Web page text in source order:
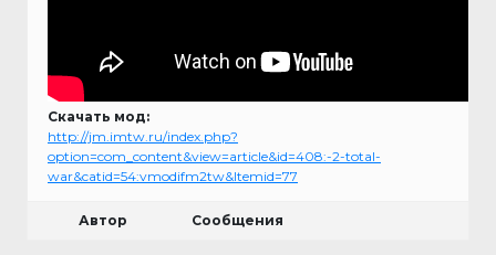
Скачать мод:
http://jm.imtw.ru/index.php?
option=com_content&view=article&id=408:-2-total-
war&catid=54:vmodifm2tw&Itemid=77
Автор Сообщения